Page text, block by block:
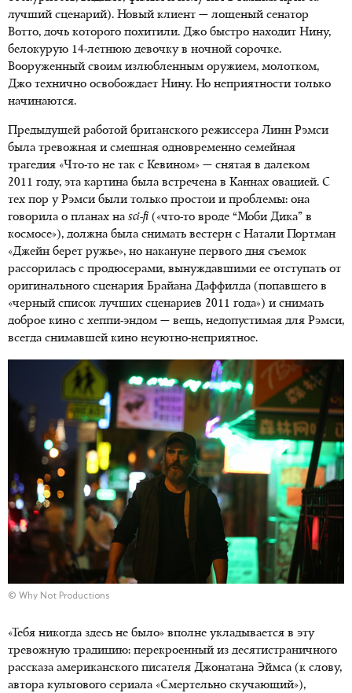
лучший сценарий). Новый клиент — лощеный сенатор
Вотто, дочь которого похитили. Джо быстро находит Нину,
белокурую 14-летнюю девочку в ночной сорочке.
Вооруженный своим излюбленным оружием, молотком,
Джо технично освобождает Нину. Но неприятности только
начинаются.
Предыдущей работой британского режиссера Линн Рэмси
была тревожная и смешная одновременно семейная
трагедия «Что-то не так с Кевином» — снятая в далеком
2011 году, эта картина была встречена в Каннах овацией. С
тех пор у Рэмси были только простои и проблемы: она
говорила о планах на sci-fi («что-то вроде “Моби Дика” в
космосе»), должна была снимать вестерн с Натали Портман
«Джейн берет ружье», но накануне первого дня съемок
рассорилась с продюсерами, вынуждавшими ее отступать от
оригинального сценария Брайана Даффилда (попавшего в
«черный список лучших сценариев 2011 года») и снимать
доброе кино с хеппи-эндом — вещь, недопустимая для Рэмси,
всегда снимавшей кино неуютно-неприятное.
© Why Not Productions
«Тебя никогда здесь не было» вполне укладывается в эту
тревожную традицию: перекроенный из десятистраничного
рассказа американского писателя Джонатана Эймса (к слову,
автора культового сериала «Смертельно скучающий»),